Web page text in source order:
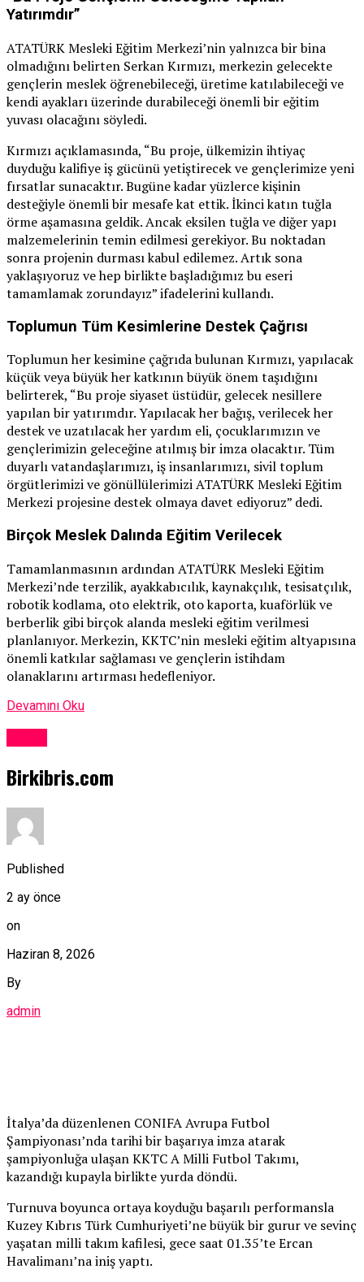
Yatırımdır”
ATATÜRK Mesleki Eğitim Merkezi’nin yalnızca bir bina
olmadığını belirten Serkan Kırmızı, merkezin gelecekte
gençlerin meslek öğrenebileceği, üretime katılabileceği ve
kendi ayakları üzerinde durabileceği önemli bir eğitim
yuvası olacağını söyledi.
Kırmızı açıklamasında, “Bu proje, ülkemizin ihtiyaç
duyduğu kalifiye iş gücünü yetiştirecek ve gençlerimize yeni
fırsatlar sunacaktır. Bugüne kadar yüzlerce kişinin
desteğiyle önemli bir mesafe kat ettik. İkinci katın tuğla
örme aşamasına geldik. Ancak eksilen tuğla ve diğer yapı
malzemelerinin temin edilmesi gerekiyor. Bu noktadan
sonra projenin durması kabul edilemez. Artık sona
yaklaşıyoruz ve hep birlikte başladığımız bu eseri
tamamlamak zorundayız” ifadelerini kullandı.
Toplumun Tüm Kesimlerine Destek Çağrısı
Toplumun her kesimine çağrıda bulunan Kırmızı, yapılacak
küçük veya büyük her katkının büyük önem taşıdığını
belirterek, “Bu proje siyaset üstüdür, gelecek nesillere
yapılan bir yatırımdır. Yapılacak her bağış, verilecek her
destek ve uzatılacak her yardım eli, çocuklarımızın ve
gençlerimizin geleceğine atılmış bir imza olacaktır. Tüm
duyarlı vatandaşlarımızı, iş insanlarımızı, sivil toplum
örgütlerimizi ve gönüllülerimizi ATATÜRK Mesleki Eğitim
Merkezi projesine destek olmaya davet ediyoruz” dedi.
Birçok Meslek Dalında Eğitim Verilecek
Tamamlanmasının ardından ATATÜRK Mesleki Eğitim
Merkezi’nde terzilik, ayakkabıcılık, kaynakçılık, tesisatçılık,
robotik kodlama, oto elektrik, oto kaporta, kuaförlük ve
berberlik gibi birçok alanda mesleki eğitim verilmesi
planlanıyor. Merkezin, KKTC’nin mesleki eğitim altyapısına
önemli katkılar sağlaması ve gençlerin istihdam
olanaklarını artırması hedefleniyor.
Devamını Oku
Birkibris.com
Published
2 ay önce
on
Haziran 8, 2026
By
admin
İtalya’da düzenlenen CONIFA Avrupa Futbol
Şampiyonası’nda tarihi bir başarıya imza atarak
şampiyonluğa ulaşan KKTC A Milli Futbol Takımı,
kazandığı kupayla birlikte yurda döndü.
Turnuva boyunca ortaya koyduğu başarılı performansla
Kuzey Kıbrıs Türk Cumhuriyeti’ne büyük bir gurur ve sevinç
yaşatan milli takım kafilesi, gece saat 01.35’te Ercan
Havalimanı’na iniş yaptı.